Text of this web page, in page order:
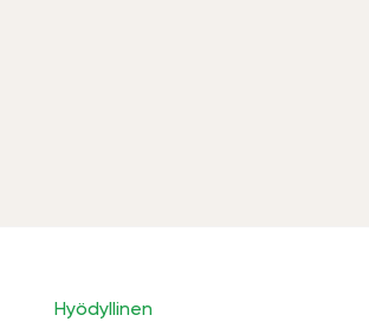
Hyödyllinen